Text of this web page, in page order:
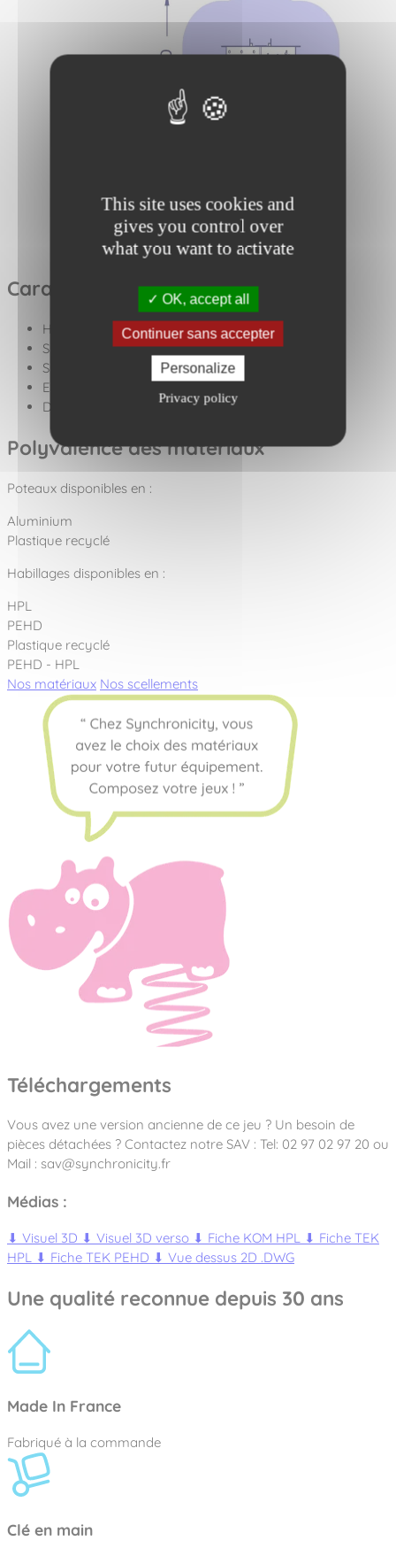
This site uses cookies and
gives you control over
what you want to activate
OK, accept all
Continuer sans accepter
Personalize
Privacy policy
Caractéristiques techniques
Hauteur de chute : 1.5 m
Surface sol souple : 24,4 m²
Surface fluant : 28,2 m²
Encombrement du jeu : 3,00 x 1,70 x 1,70 m
Dimensions zone d'impact : 6,00 x 4,70 m
Polyvalence des matériaux
Poteaux disponibles en :
Aluminium
Plastique recyclé
Habillages disponibles en :
HPL
PEHD
Plastique recyclé
PEHD - HPL
Nos matériaux Nos scellements
Téléchargements
Vous avez une version ancienne de ce jeu ? Un besoin de
pièces détachées ? Contactez notre SAV : Tel: 02 97 02 97 20 ou
Mail : sav@synchronicity.fr
Médias :
⬇ Visuel 3D ⬇ Visuel 3D verso ⬇ Fiche KOM HPL ⬇ Fiche TEK
HPL
⬇ Fiche TEK PEHD ⬇ Vue dessus 2D .DWG
Une qualité reconnue depuis 30 ans
Made In France
Fabriqué à la commande
Clé en main